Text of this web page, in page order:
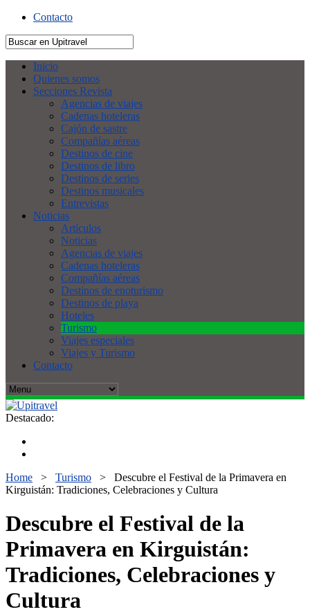
Contacto
Inicio
Quienes somos
Secciones Revista
Agencias de viajes
Cadenas hoteleras
Cajón de sastre
Compañías aéreas
Destinos de cine
Destinos de libro
Destinos de series
Destinos musicales
Entrevistas
Noticias
Artículos
Noticias
Agencias de viajes
Cadenas hoteleras
Compañías aéreas
Destinos de enoturismo
Destinos de playa
Hoteles
Turismo
Viajes especiales
Viajes y Turismo
Contacto
Destacado:
Home > Turismo > Descubre el Festival de la Primavera en
Kirguistán: Tradiciones, Celebraciones y Cultura
Descubre el Festival de la
Primavera en Kirguistán:
Tradiciones, Celebraciones y
Cultura